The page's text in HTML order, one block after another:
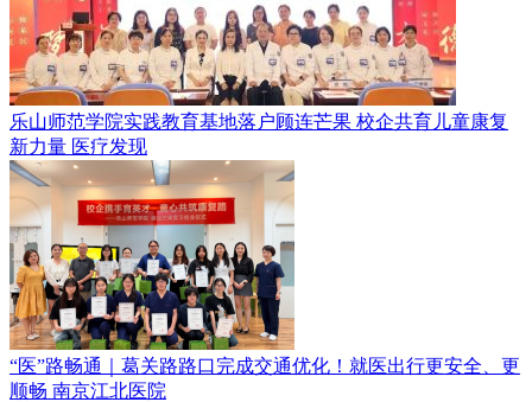
乐山师范学院实践教育基地落户顾连芒果 校企共育儿童康复
新力量 医疗发现
“医”路畅通｜葛关路路口完成交通优化！就医出行更安全、更
顺畅 南京江北医院